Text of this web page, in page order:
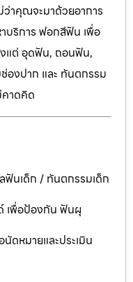
ม่ว่าคุณจะมาด้วยอาการ
ริการ ฟอกสีฟัน เพื่อ
แต่ อุดฟัน, ถอนฟัน,
องปาก และ ทันตกรรม
คาดคิด
ฟันเด็ก / ทันตกรรมเด็ก
เพื่อป้องกัน ฟันผุ
ดหมายและประเมิน